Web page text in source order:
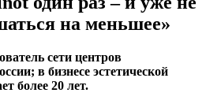
на меньшее»
сети центров
в бизнесе эстетической
более 20 лет.